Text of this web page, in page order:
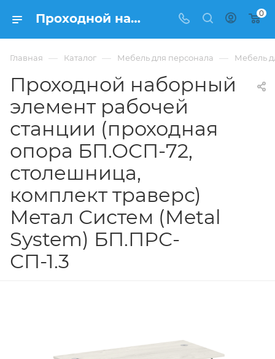
Проходной наборный элемент рабочей станции (проходная опора БП.ОСП-72, столешница, комплект траверс) Метал Систем (Metal System) БП.ПРС-СП-1.3 купить в Москве, цена 13 963 ₽. - интернет-магазин ФРАНКОМ 0
Главная — Каталог — Мебель для персонала — Мебель
Проходной наборный
элемент рабочей
станции (проходная
опора БП.ОСП-72,
столешница,
комплект траверс)
Метал Систем (Metal
System) БП.ПРС-
СП-1.3